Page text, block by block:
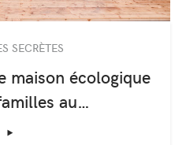
SECRÈTES
maison écologique
au…
‣